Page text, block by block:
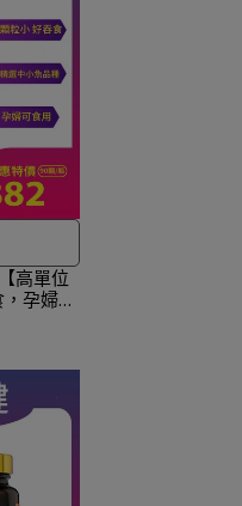
工作天
滿 NT$
服務
便，還
下個工
工作天
高單位
孕婦指